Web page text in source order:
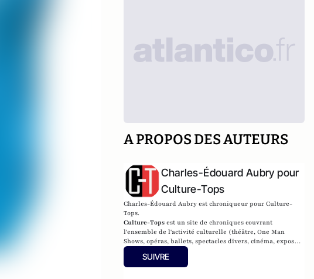
A PROPOS DES AUTEURS
Charles-Édouard Aubry pour
Culture-Tops
Charles-Édouard Aubry est chroniqueur pour Culture-
Tops.
Culture-Tops est un site de chroniques couvrant
l'ensemble de l'activité culturelle (théâtre, One Man
Shows, opéras, ballets, spectacles divers, cinéma, expos,
livres, etc.).
SUIVRE